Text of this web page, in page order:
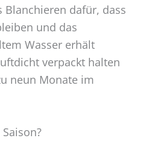
Blanchieren dafür, dass
und das
Wasser erhält
verpackt halten
neun Monate im